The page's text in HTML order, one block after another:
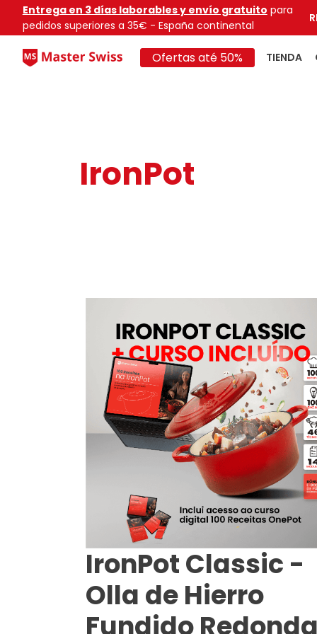
Entrega en 3 días laborables y envío gratuito para
pedidos superiores a 35€ - España continental
Ofertas até 50% TIENDA
IronPot
IronPot Classic -
Olla de Hierro
Fundido